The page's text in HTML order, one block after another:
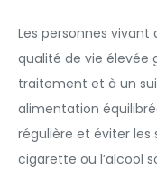
Les personnes
qualité de vie élevée
traitement et à un
alimentation
régulière et éviter
cigarette ou l’alcool